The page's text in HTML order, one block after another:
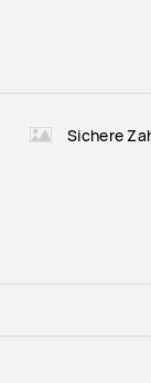
Sichere